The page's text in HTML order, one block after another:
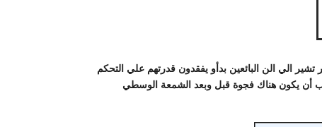
الي الن البائعين بدأو يفقدون قدرتهم علي التحكم
أن يكون هناك فجوة قبل وبعد الشمعة الوسطي